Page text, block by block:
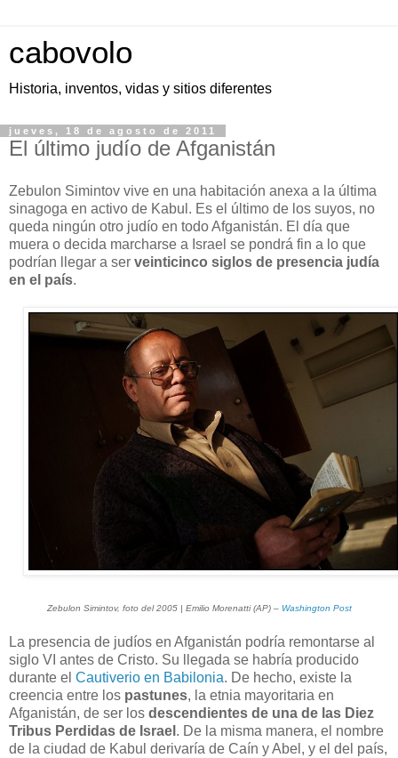
cabovolo
Historia, inventos, vidas y sitios diferentes
jueves, 18 de agosto de 2011
El último judío de Afganistán
Zebulon Simintov vive en una habitación anexa a la última
sinagoga en activo de Kabul. Es el último de los suyos, no
queda ningún otro judío en todo Afganistán. El día que
muera o decida marcharse a Israel se pondrá fin a lo que
podrían llegar a ser veinticinco siglos de presencia judía
en el país.
Zebulon Simintov, foto del 2005 | Emilio Morenatti (AP) – Washington Post
La presencia de judíos en Afganistán podría remontarse al
siglo VI antes de Cristo. Su llegada se habría producido
durante el Cautiverio en Babilonia. De hecho, existe la
creencia entre los pastunes, la etnia mayoritaria en
Afganistán, de ser los descendientes de una de las Diez
Tribus Perdidas de Israel . De la misma manera, el nombre
de la ciudad de Kabul derivaría de Caín y Abel, y el del país,